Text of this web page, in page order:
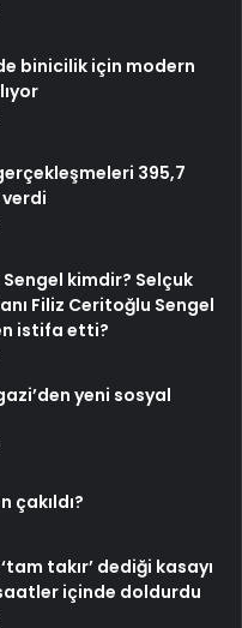
binicilik için modern
395,7
verdi
kimdir? Selçuk
Filiz Ceritoğlu Sengel
istifa etti?
yeni sosyal
çakıldı?
takır’ dediği kasayı
içinde doldurdu